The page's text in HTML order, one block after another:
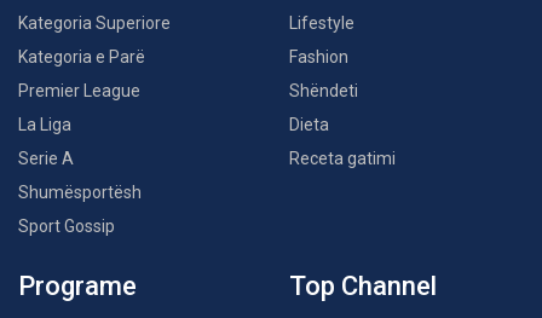
Kategoria Superiore
Kategoria e Parë
Premier League
La Liga
Serie A
Shumësportësh
Sport Gossip
Lifestyle
Fashion
Shëndeti
Dieta
Receta gatimi
Programe Top Channel